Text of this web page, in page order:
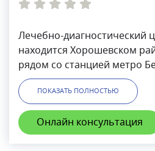
Лечебно-диагностический
находится Хорошевском
рядом со станцией метро
центра доступен широкий
услуг, включая сложные
операции. Возможна оплата
рассрочку.Лечебно-
Биосс является совместным
ПОКАЗАТЬ ПОЛНОСТЬЮ
Онлайн консультация